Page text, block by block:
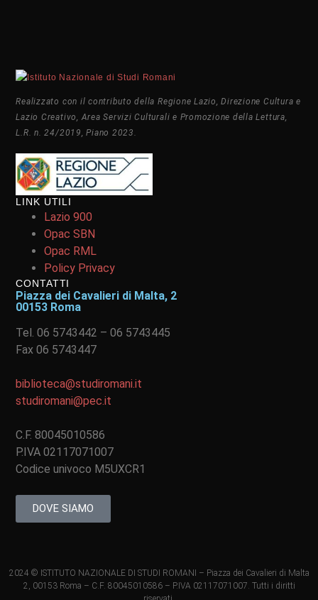
Realizzato con il contributo della Regione Lazio, Direzione Cultura e
Lazio Creativo, Area Servizi Culturali e Promozione della Lettura,
L.R. n. 24/2019, Piano 2023.
LINK UTILI
Lazio 900
Opac SBN
Opac RML
Policy Privacy
CONTATTI
Piazza dei Cavalieri di Malta, 2
00153 Roma
Tel. 06 5743442 – 06 5743445
Fax 06 5743447
biblioteca@studiromani.it
studiromani@pec.it
C.F. 80045010586
P.IVA 02117071007
Codice univoco M5UXCR1
DOVE SIAMO
2024 © ISTITUTO NAZIONALE DI STUDI ROMANI – Piazza dei Cavalieri di Malta
2, 00153 Roma – C.F. 80045010586 – P.IVA 02117071007. Tutti i diritti